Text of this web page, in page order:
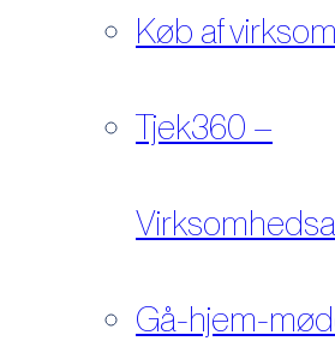
Køb af
Tjek360 –
Gå-hjem-